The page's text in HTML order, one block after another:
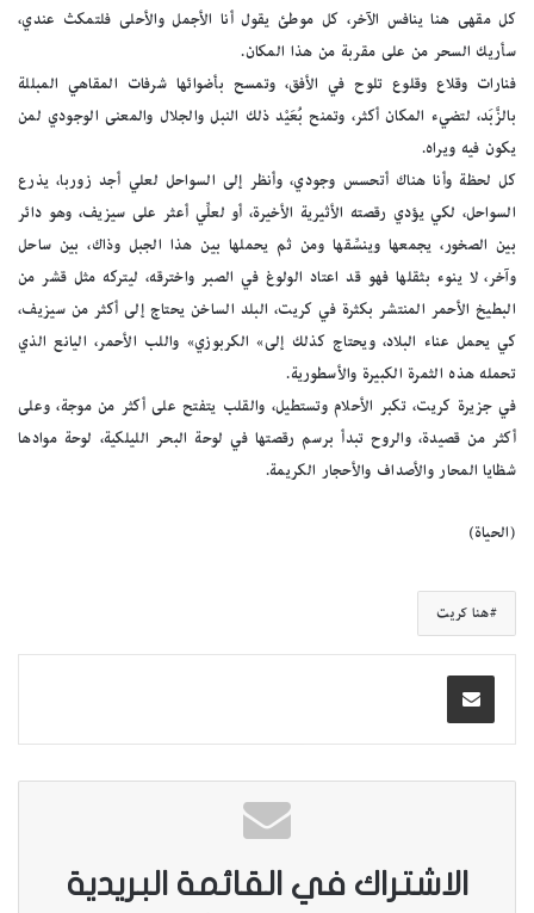
كل مقهى هنا ينافس الآخر، كل موطئ يقول أنا الأجمل والأحلى فلتمكث عندي،
سأريك السحر من على مقربة من هذا المكان.
فنارات وقلاع وقلوع تلوح في الأفق، وتمسح بأضوائها شرفات المقاهي المبللة
بالزَّبَد، لتضيء المكان أكثر، وتمنح بُعَيْد ذلك النبل والجلال والمعنى الوجودي لمن
يكون فيه ويراه.
كل لحظة وأنا هناك أتحسس وجودي، وأنظر إلى السواحل لعلي أجد زوربا، يذرع
السواحل، لكي يؤدي رقصته الأثيرية الأخيرة، أو لعلِّي أعثر على سيزيف، وهو دائر
بين الصخور، يجمعها وينسِّقها ومن ثم يحملها بين هذا الجبل وذاك، بين ساحل
وآخر، لا ينوء بثقلها فهو قد اعتاد الولوغ في الصبر واخترقه، ليتركه مثل قشر من
البطيخ الأحمر المنتشر بكثرة في كريت، البلد الساخن يحتاج إلى أكثر من سيزيف،
كي يحمل عناء البلاد، ويحتاج كذلك إلى» الكربوزي» واللب الأحمر، اليانع الذي
تحمله هذه الثمرة الكبيرة والأسطورية.
في جزيرة كريت، تكبر الأحلام وتستطيل، والقلب يتفتح على أكثر من موجة، وعلى
أكثر من قصيدة، والروح تبدأ برسم رقصتها في لوحة البحر الليلكية، لوحة موادها
شظايا المحار والأصداف والأحجار الكريمة.
(الحياة)
هنا كريت
الاشتراك في القائمة البريدية